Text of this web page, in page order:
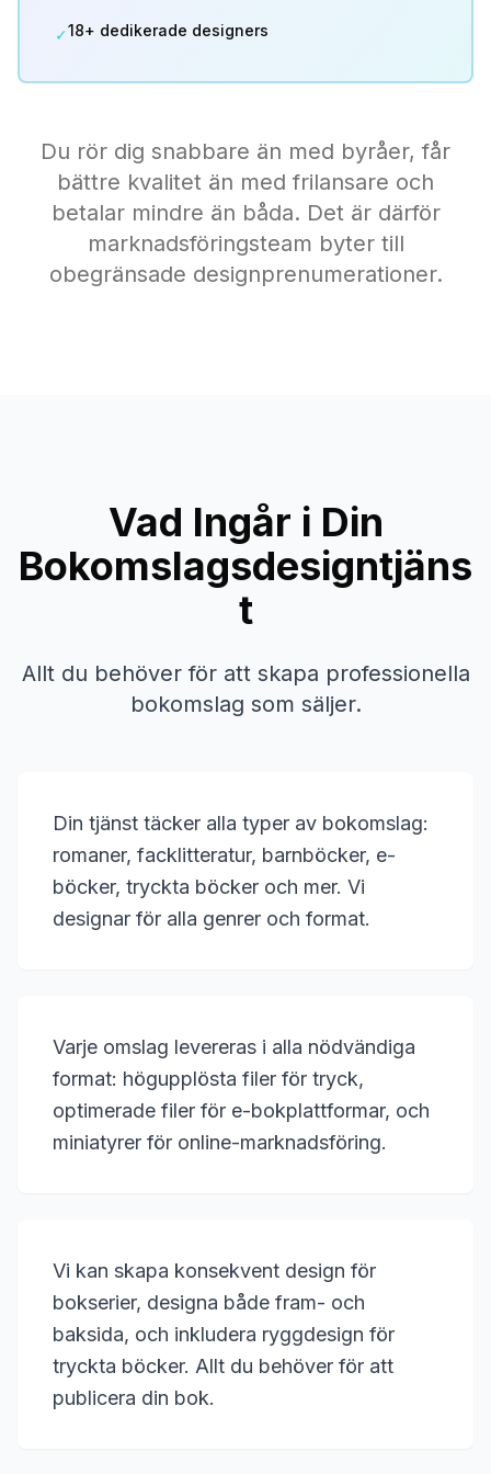
✓18+ dedikerade designers
Du rör dig snabbare än med byråer, får
bättre kvalitet än med frilansare och
betalar mindre än båda. Det är därför
marknadsföringsteam byter till
obegränsade designprenumerationer.
Vad Ingår i Din
Bokomslagsdesigntjäns
t
Allt du behöver för att skapa professionella
bokomslag som säljer.
Din tjänst täcker alla typer av bokomslag:
romaner, facklitteratur, barnböcker, e-
böcker, tryckta böcker och mer. Vi
designar för alla genrer och format.
Varje omslag levereras i alla nödvändiga
format: högupplösta filer för tryck,
optimerade filer för e-bokplattformar, och
miniatyrer för online-marknadsföring.
Vi kan skapa konsekvent design för
bokserier, designa både fram- och
baksida, och inkludera ryggdesign för
tryckta böcker. Allt du behöver för att
publicera din bok.